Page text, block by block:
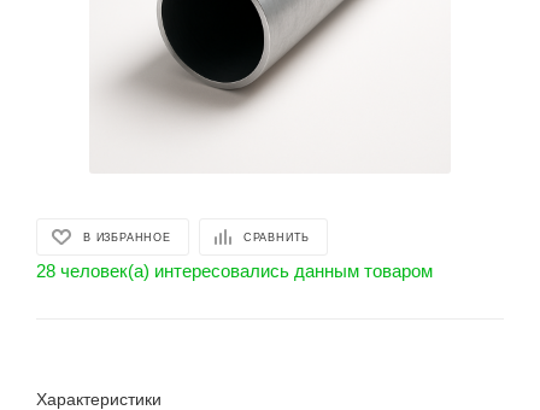
В ИЗБРАННОЕ СРАВНИТЬ
28 человек(а) интересовались данным товаром
Характеристики